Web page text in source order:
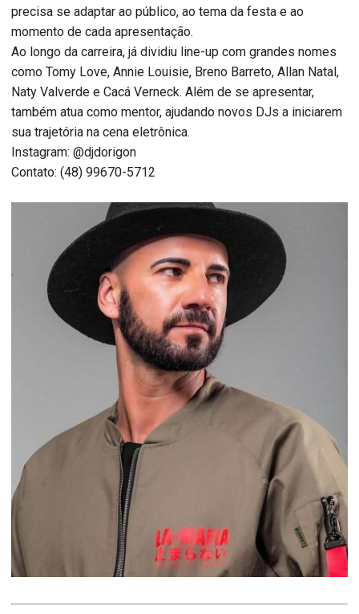
precisa se adaptar ao público, ao tema da festa e ao
momento de cada apresentação.
Ao longo da carreira, já dividiu line-up com grandes nomes
como Tomy Love, Annie Louisie, Breno Barreto, Allan Natal,
Naty Valverde e Cacá Verneck. Além de se apresentar,
também atua como mentor, ajudando novos DJs a iniciarem
sua trajetória na cena eletrônica.
Instagram: @djdorigon
Contato: (48) 99670-5712